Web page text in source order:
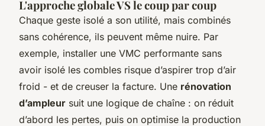
L'approche globale VS le coup par coup
Chaque geste isolé a son utilité, mais combinés
sans cohérence, ils peuvent même nuire. Par
exemple, installer une VMC performante sans
avoir isolé les combles risque d’aspirer trop d’air
froid - et de creuser la facture. Une rénovation
d’ampleur suit une logique de chaîne : on réduit
d’abord les pertes, puis on optimise la production